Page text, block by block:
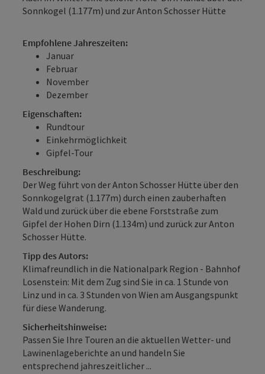
Sonnkogel (1.177m) und zur Anton Schosser Hütte
Empfohlene Jahreszeiten:
Januar
Februar
November
Dezember
Eigenschaften:
Rundtour
Einkehrmöglichkeit
Gipfel-Tour
Beschreibung:
Der Weg führt von der Anton Schosser Hütte über den
Sonnkogelgrat (1.177m) durch einen zauberhaften
Wald und zurück über die ebene Forststraße zum
Gipfel der Hohen Dirn (1.134m) und zurück zur Anton
Schosser Hütte.
Tipp des Autors:
Klimafreundlich in die Nationalpark Region - Bahnhof
Losenstein: Mit dem Zug sind Sie in ca. 1 Stunde von
Linz und in ca. 3 Stunden von Wien am Ausgangspunkt
für diese Wanderung.
Sicherheitshinweise:
Passen Sie Ihre Touren an die aktuellen Wetter- und
Lawinenlageberichte an und handeln Sie
entsprechend jahreszeitlicher ...